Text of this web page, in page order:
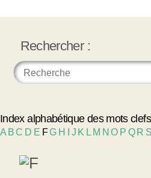
Rechercher :
Index alphabétique des mots clefs
A BC D E FG H J K L M NO P Q R S